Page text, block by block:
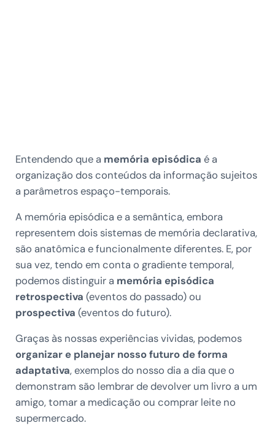
Entendendo que a memória episódica é a
organização dos conteúdos da informação sujeitos
a parâmetros espaço-temporais.
A memória episódica e a semântica, embora
representem dois sistemas de memória declarativa,
são anatômica e funcionalmente diferentes. E, por
sua vez, tendo em conta o gradiente temporal,
podemos distinguir a memória episódica
retrospectiva (eventos do passado) ou
prospectiva (eventos do futuro).
Graças às nossas experiências vividas, podemos
organizar e planejar nosso futuro de forma
adaptativa, exemplos do nosso dia a dia que o
demonstram são lembrar de devolver um livro a um
amigo, tomar a medicação ou comprar leite no
supermercado.